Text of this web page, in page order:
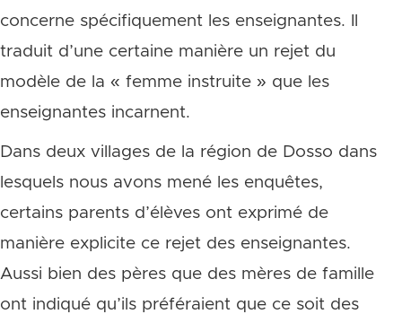
concerne spécifiquement les enseignantes. Il
traduit d’une certaine manière un rejet du
modèle de la « femme instruite » que les
enseignantes incarnent.
Dans deux villages de la région de Dosso dans
lesquels nous avons mené les enquêtes,
certains parents d’élèves ont exprimé de
manière explicite ce rejet des enseignantes.
Aussi bien des pères que des mères de famille
ont indiqué qu’ils préféraient que ce soit des